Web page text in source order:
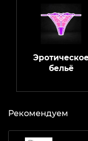
бельё
Рекомендуем